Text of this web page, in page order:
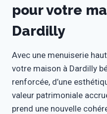
pour votre
Dardilly
Avec une menuiserie
votre maison à Dardilly
renforcée, d’une
valeur patrimoniale
prend une nouvelle